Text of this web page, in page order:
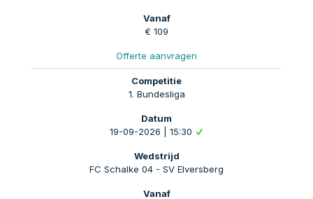
€ 109
Offerte aanvragen
1. Bundesliga
19-09-2026 | 15:30
FC Schalke 04 - SV Elversberg